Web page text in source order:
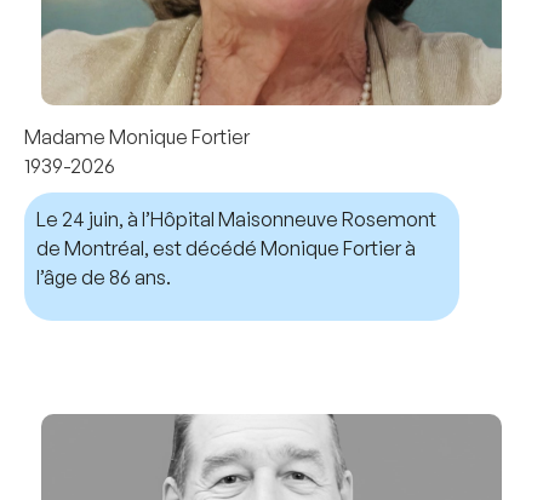
Madame Monique Fortier
1939-2026
Le 24 juin, à l’Hôpital Maisonneuve Rosemont
de Montréal, est décédé Monique Fortier à
l’âge de 86 ans.